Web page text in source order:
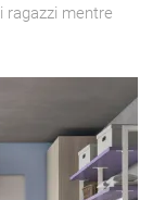
ragazzi mentre